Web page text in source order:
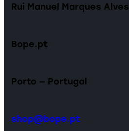
Rui Manuel Marques Alves
Bope.pt
Porto — Portugal
shop@bope.pt